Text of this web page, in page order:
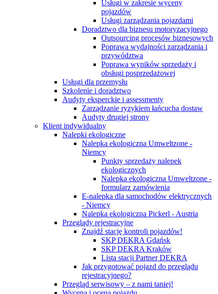
Usługi w zakresie wyceny
pojazdów
Usługi zarządzania pojazdami
Doradztwo dla biznesu motoryzacyjnego
Outsourcing procesów biznesowych
Poprawa wydajności zarządzania i
przywództwa
Poprawa wyników sprzedaży i
obsługi posprzedażowej
Usługi dla przemysłu
Szkolenie i doradztwo
Audyty eksperckie i assessmenty
Zarządzanie ryzykiem łańcucha dostaw
Audyty drugiej strony
Klient indywidualny
Nalepki ekologiczne
Nalepka ekologiczna Umweltzone -
Niemcy
Punkty sprzedaży nalepek
ekologicznych
Nalepka ekologiczna Umweltzone -
formularz zamówienia
E-nalepka dla samochodów elektrycznych
- Niemcy
Nalepka ekologiczna Pickerl - Austria
Przeglądy rejestracyjne
Znajdź stację kontroli pojazdów!
SKP DEKRA Gdańsk
SKP DEKRA Kraków
Lista stacji Partner DEKRA
Jak przygotować pojazd do przeglądu
rejestracyjnego?
Przegląd serwisowy – z nami taniej!